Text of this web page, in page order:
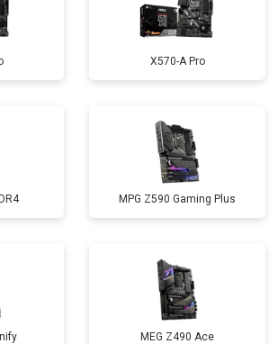
X570-A Pro
MPG Z590 Gaming Plus
MEG Z490 Ace